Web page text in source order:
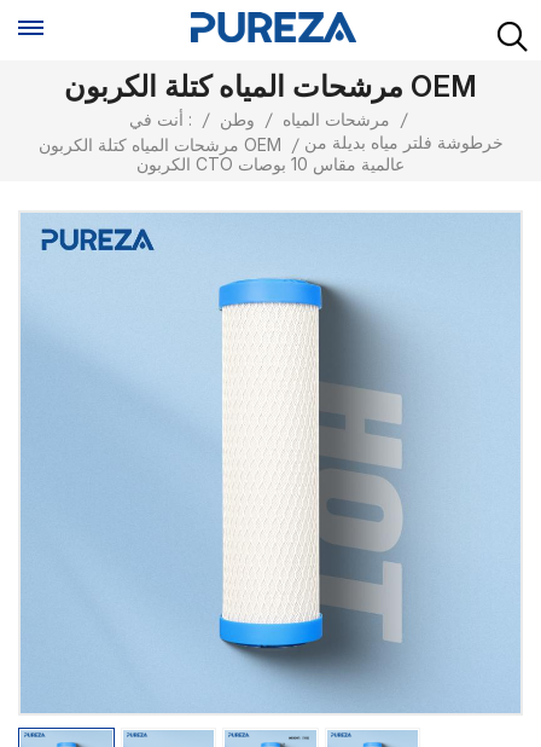
مرشحات المياه كتلة الكربون OEM
أنت في : / وطن / مرشحات المياه
/
مرشحات المياه كتلة الكربون OEM
/ خرطوشة فلتر مياه بديلة من
الكربون CTO عالمية مقاس 10 بوصات